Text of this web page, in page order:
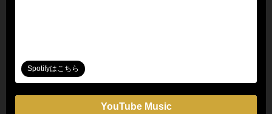
Spotifyはこちら
YouTube Music